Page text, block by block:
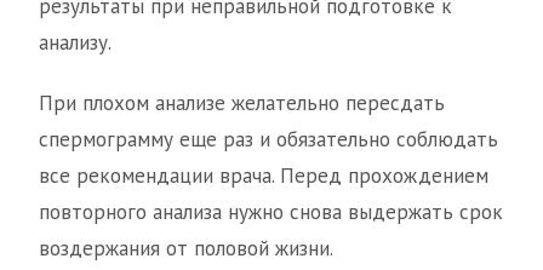
результаты при неправильной подготовке к
анализу.
При плохом анализе желательно пересдать
спермограмму еще раз и обязательно соблюдать
все рекомендации врача. Перед прохождением
повторного анализа нужно снова выдержать срок
воздержания от половой жизни.